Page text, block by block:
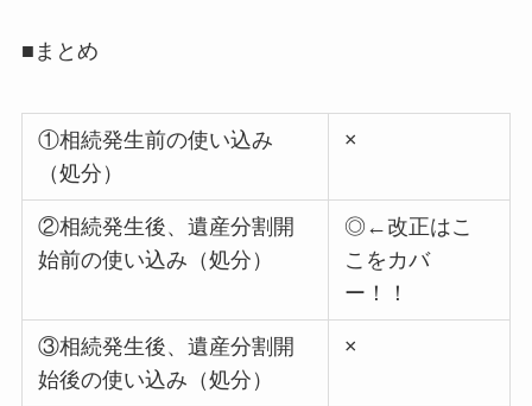
■まとめ
①相続発生前の使い込み
（処分）
×
②相続発生後、遺産分割開
始前の使い込み（処分）
◎←改正はこ
こをカバ
ー！！
③相続発生後、遺産分割開
始後の使い込み（処分）
×